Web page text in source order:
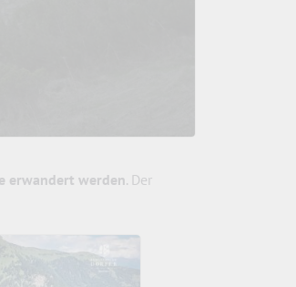
erwandert werden. Der